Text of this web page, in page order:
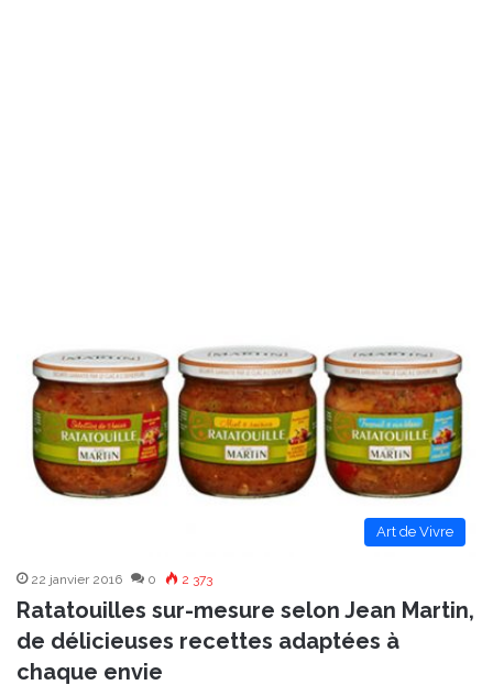
Art de Vivre
22 janvier 2016 0 2 373
Ratatouilles sur-mesure selon Jean Martin,
de délicieuses recettes adaptées à
chaque envie